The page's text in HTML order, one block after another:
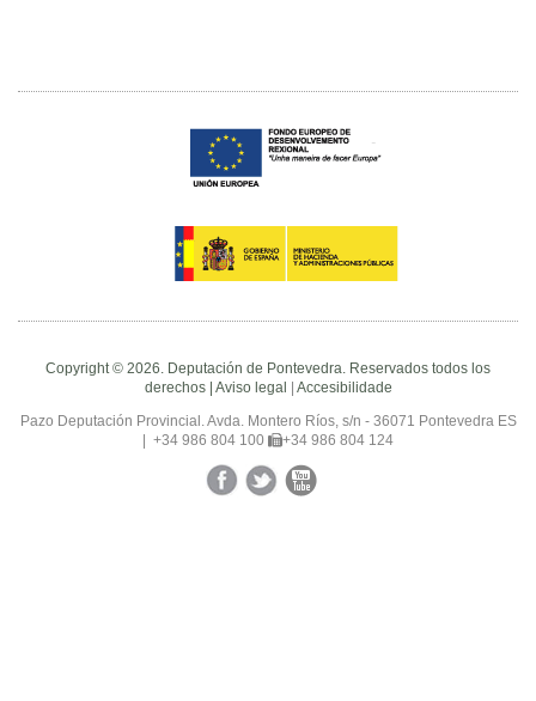
Copyright © 2026. Deputación de Pontevedra. Reservados todos los
derechos | Aviso legal | Accesibilidade
Pazo Deputación Provincial. Avda. Montero Ríos, s/n - 36071 Pontevedra ES
| +34 986 804 100
+34 986 804 124
FacebookTwitterYouTube